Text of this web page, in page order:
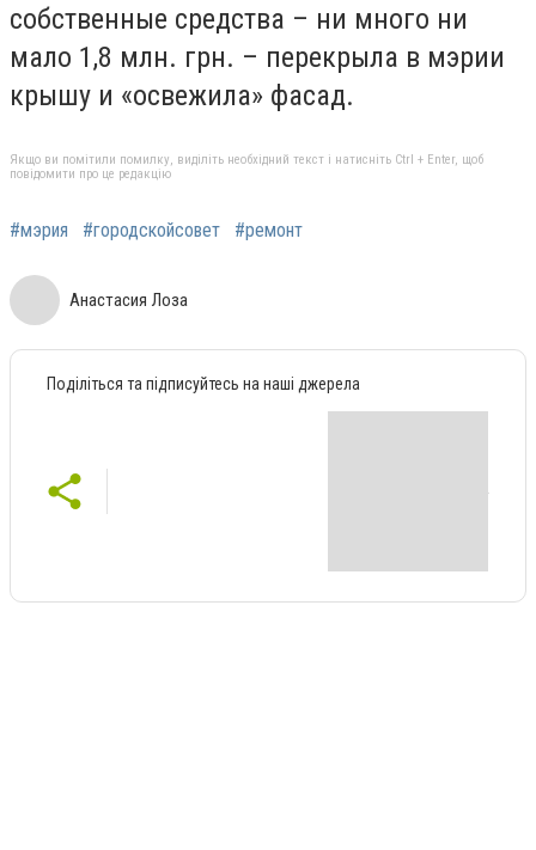
собственные средства – ни много ни
мало 1,8 млн. грн. – перекрыла в мэрии
крышу и «освежила» фасад.
Якщо ви помітили помилку, виділіть необхідний текст і натисніть Ctrl + Enter, щоб
повідомити про це редакцію
#мэрия #городскойсовет #ремонт
Анастасия Лоза
Поділіться та підписуйтесь на наші джерела